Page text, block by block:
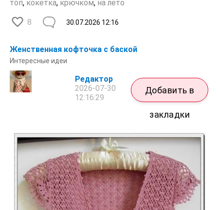
топ, кокетка, крючком, на лето
8 30.07.2026 12:16
Женственная кофточка с баской
Интересные идеи
Редактор
2026-07-30
12:16:29
Добавить в
закладки